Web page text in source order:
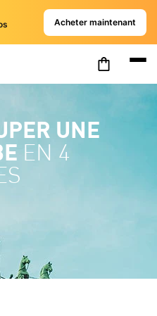
Acheter maintenant
UNE
EN 4